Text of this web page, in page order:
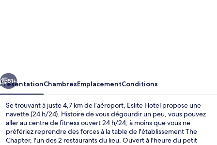
Suivant
51+
PrésentationChambresEmplacementConditions
Se trouvant à juste 4,7 km de l’aéroport, Eslite Hotel propose une
navette (24 h/24). Histoire de vous dégourdir un peu, vous pouvez
aller au centre de fitness ouvert 24 h/24, à moins que vous ne
préfériez reprendre des forces à la table de l'établissement The
Chapter, l'un des 2 restaurants du lieu. Ouvert à l'heure du petit